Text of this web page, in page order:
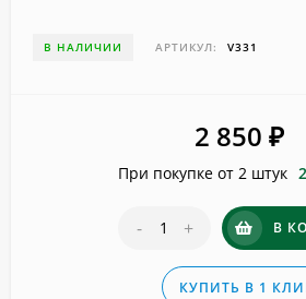
В НАЛИЧИИ АРТИКУЛ: V331
2 850 ₽
При покупке от 2 штук
- + В
КУПИТЬ В 1